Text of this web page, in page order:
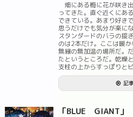
畑にある梅に花が咲き
ってきた。直ぐ近くにあ
できている。あまり好き
思うだけでも気分が楽に
スタンダードのバラの接
のは2本だけ。ここは暖
無縁の無加温の場所だ。
たというところだ。乾燥
支柱の上からすっぽりと
記
「BLUE GIANT」